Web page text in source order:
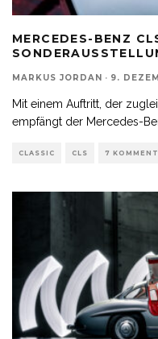
MERCEDES-BENZ
MARKUS JORDAN · 9.
Mit einem Auftritt, der
empfängt der Mercedes-
CLASSIC CLS 7